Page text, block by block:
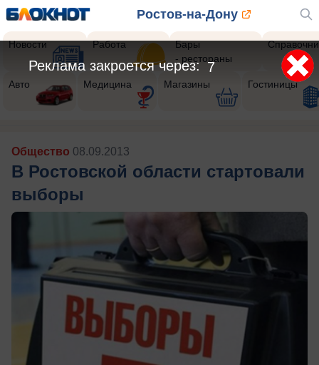
Ростов-на-Дону
Новости Работа
Бары
- рестораны
Авто Медицина Магазины Гостиницы
Общество 08.09.2013
В Ростовской области стартовали
выборы
5
Реклама закроется через: